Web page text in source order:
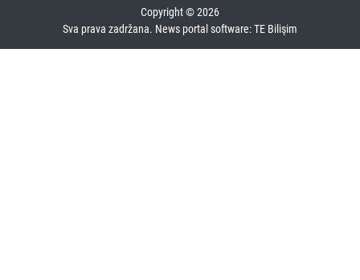
Copyright © 2026
Sva prava zadržana. News portal software:TE Bilişim